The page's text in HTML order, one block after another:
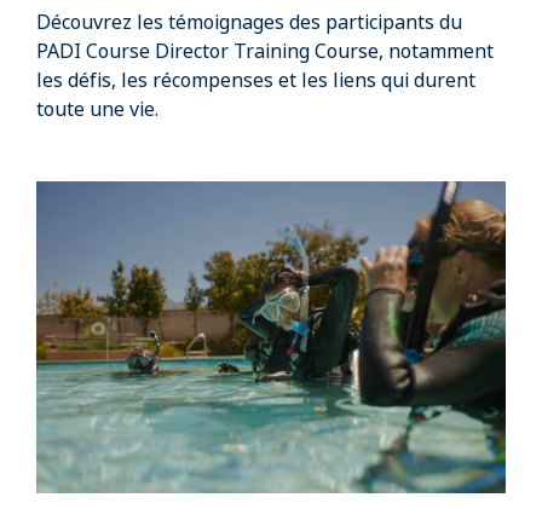
Découvrez les témoignages des participants du
PADI Course Director Training Course, notamment
les défis, les récompenses et les liens qui durent
toute une vie.